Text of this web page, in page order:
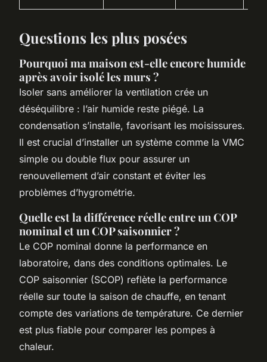
Questions les plus posées
Pourquoi ma maison est-elle encore humide
après avoir isolé les murs ?
Isoler sans améliorer la ventilation crée un
déséquilibre : l’air humide reste piégé. La
condensation s’installe, favorisant les moisissures.
Il est crucial d’installer un système comme la VMC
simple ou double flux pour assurer un
renouvellement d’air constant et éviter les
problèmes d’hygrométrie.
Quelle est la différence réelle entre un COP
nominal et un COP saisonnier ?
Le COP nominal donne la performance en
laboratoire, dans des conditions optimales. Le
COP saisonnier (SCOP) reflète la performance
réelle sur toute la saison de chauffe, en tenant
compte des variations de température. Ce dernier
est plus fiable pour comparer les pompes à
chaleur.